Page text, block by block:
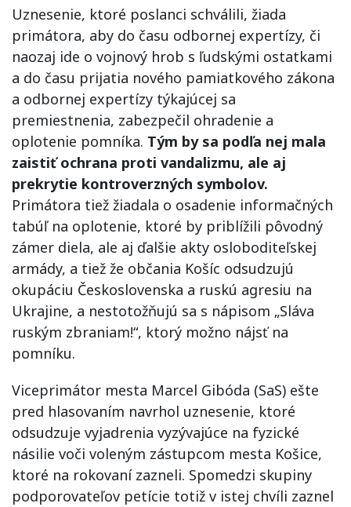
Uznesenie, ktoré poslanci schválili, žiada
primátora, aby do času odbornej expertízy, či
naozaj ide o vojnový hrob s ľudskými ostatkami
a do času prijatia nového pamiatkového zákona
a odbornej expertízy týkajúcej sa
premiestnenia, zabezpečil ohradenie a
oplotenie pomníka. Tým by sa podľa nej mala
zaistiť ochrana proti vandalizmu, ale aj
prekrytie kontroverzných symbolov.
Primátora tiež žiadala o osadenie informačných
tabúľ na oplotenie, ktoré by priblížili pôvodný
zámer diela, ale aj ďalšie akty osloboditeľskej
armády, a tiež že občania Košíc odsudzujú
okupáciu Československa a ruskú agresiu na
Ukrajine, a nestotožňujú sa s nápisom „Sláva
ruským zbraniam!“, ktorý možno nájsť na
pomníku.
Viceprimátor mesta Marcel Gibóda (SaS) ešte
pred hlasovaním navrhol uznesenie, ktoré
odsudzuje vyjadrenia vyzývajúce na fyzické
násilie voči voleným zástupcom mesta Košice,
ktoré na rokovaní zazneli. Spomedzi skupiny
podporovateľov petície totiž v istej chvíli zaznel